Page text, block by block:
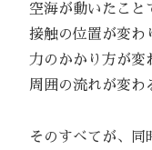
空海が動いたこと
接触の位置が変わ
力のかかり方が変
周囲の流れが変わ
そのすべてが、同